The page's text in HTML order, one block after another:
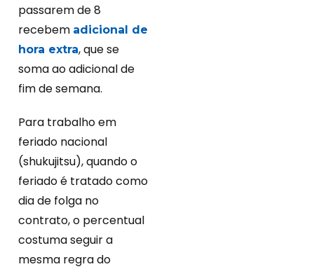
passarem de 8
recebem adicional de
hora extra, que se
soma ao adicional de
fim de semana.
Para trabalho em
feriado nacional
(shukujitsu), quando o
feriado é tratado como
dia de folga no
contrato, o percentual
costuma seguir a
mesma regra do